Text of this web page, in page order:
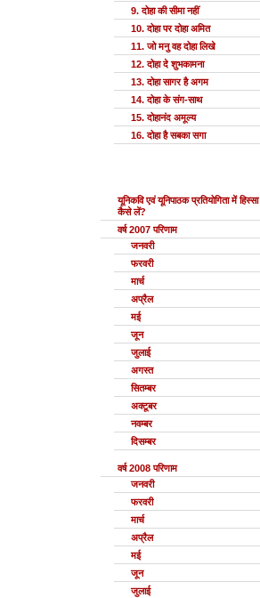
9. दोहा की सीमा नहीं
10. दोहा पर दोहा अमित
11. जो मनु वह दोहा लिखे
12. दोहा दे शुभकामना
13. दोहा सागर है अगम
14. दोहा के संग-साथ
15. दोहानंद अमूल्य
16. दोहा है सबका सगा
यूनिकवि एवं यूनिपाठक प्रतियोगिता में हिस्सा
कैसे लें?
वर्ष 2007 परिणाम
जनवरी
फरवरी
मार्च
अप्रैल
मई
जून
जुलाई
अगस्त
सितम्बर
अक्टूबर
नवम्बर
दिसम्बर
वर्ष 2008 परिणाम
जनवरी
फरवरी
मार्च
अप्रैल
मई
जून
जुलाई